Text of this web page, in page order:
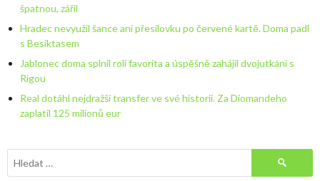
špatnou, zářil
Hradec nevyužil šance ani přesilovku po červené kartě. Doma padl
s Besiktasem
Jablonec doma splnil roli favorita a úspěšně zahájil dvojutkání s
Rigou
Real dotáhl nejdražší transfer ve své historii. Za Diomandeho
zaplatil 125 milionů eur
Vyhledávání